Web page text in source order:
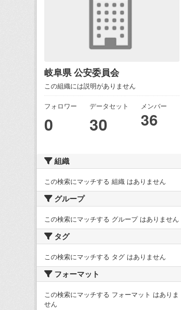
岐阜県 公安委員会
この組織には説明がありません
フォロワー
0
データセット
30
メンバー
36
組織
この検索にマッチする 組織 はありません
グループ
この検索にマッチする グループ はありません
タグ
この検索にマッチする タグ はありません
フォーマット
この検索にマッチする フォーマット はありま
せん